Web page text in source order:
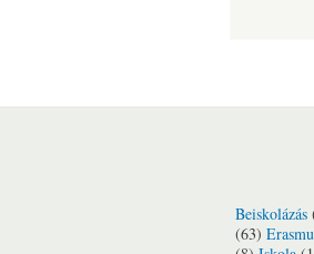
Beiskolázás
(63)